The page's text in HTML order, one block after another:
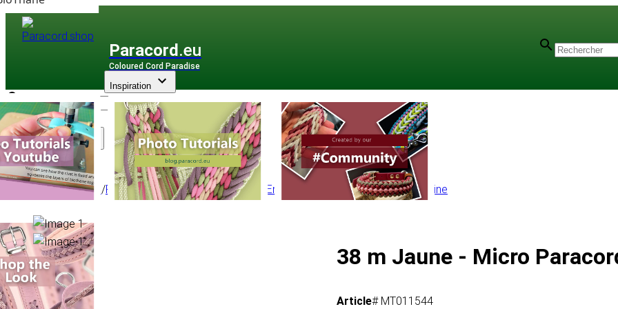
Paracord .eu
Coloured Cord Paradise
Assortiment
Inspiration
Paracorde /Paracorde Micro/Micro 1,2 mm - En Bobine Micro 1,2 mm 38 m Bobine
38 m Jaune - Micro
Article# MT011544